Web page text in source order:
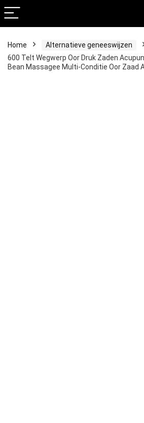
Home Alternatieve geneeswijzen
600 Telt Wegwerp Oor Druk Zaden
Bean Massagee Multi-Conditie Oor Zaad